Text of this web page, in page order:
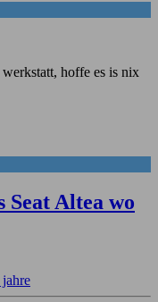
hoffe es is nix
Seat Altea wo